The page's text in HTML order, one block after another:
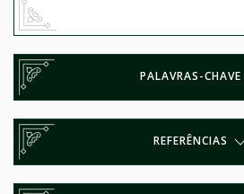
PALAVRAS-CHAVE
REFERÊNCIAS